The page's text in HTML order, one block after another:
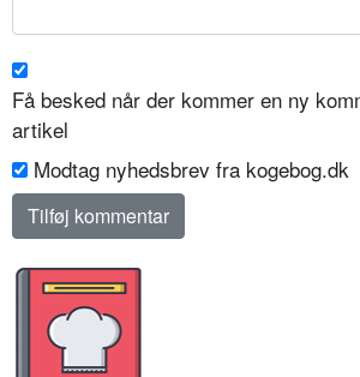
Få besked når der kommer en ny
artikel
Modtag nyhedsbrev fra kogebog.dk